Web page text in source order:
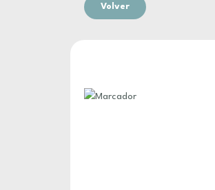
Volver